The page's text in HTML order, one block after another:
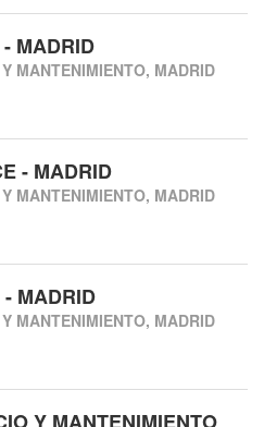
MADRID
MANTENIMIENTO, MADRID
- MADRID
MANTENIMIENTO, MADRID
MADRID
MANTENIMIENTO, MADRID